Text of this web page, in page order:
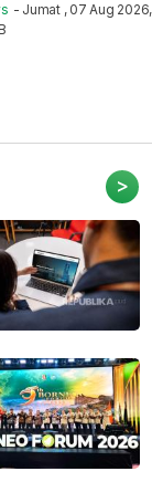
- Jumat , 07 Aug 2026,
>